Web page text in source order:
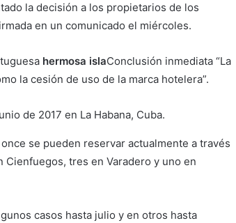
la decisión a los propietarios de los
en un comunicado el miércoles.
hermosa islaConclusión inmediata “La
la cesión de uso de la marca hotelera”.
de 2017 en La Habana, Cuba.
se pueden reservar actualmente a través
Cienfuegos, tres en Varadero y uno en
casos hasta julio y en otros hasta